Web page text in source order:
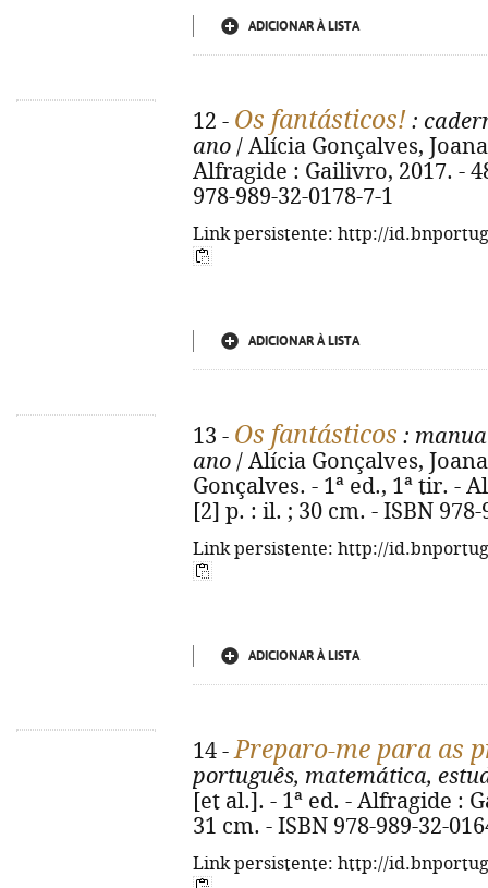
ADICIONAR À LISTA
12 - Os fantásticos! :
ano / Alícia Gonçalves,
Alfragide : Gailivro, 2017. -
978-989-32-0178-7-1
Link persistente: http://
ADICIONAR À LISTA
13 - Os fantásticos :
ano / Alícia Gonçalves,
Gonçalves. - 1ª ed., 1ª tir. -
[2] p. : il. ; 30 cm. - ISBN 978-
Link persistente: http://
ADICIONAR À LISTA
14 -Preparo-me para as
português, matemática,
[et al.]. - 1ª ed. - Alfragide :
31 cm. - ISBN 978-989-32-
Link persistente: http://